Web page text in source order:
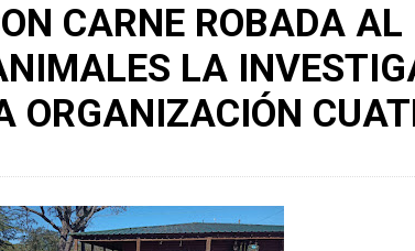
CARNE ROBADA AL
LA
ORGANIZACIÓN